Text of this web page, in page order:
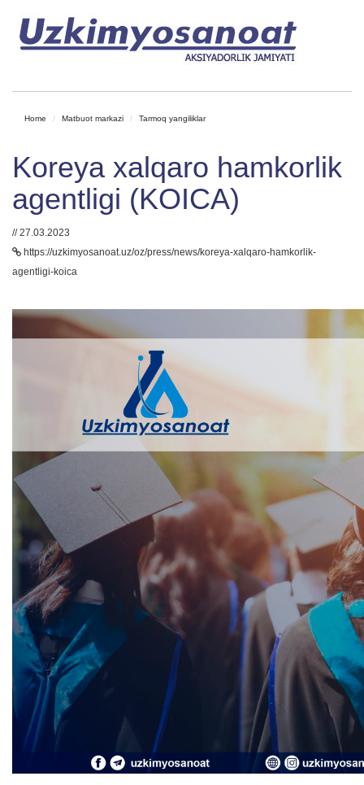
Home Matbuot markazi Tarmoq yangiliklar
Koreya xalqaro hamkorlik
agentligi (KOICA)
// 27.03.2023
https://uzkimyosanoat.uz/oz/press/news/koreya-xalqaro-hamkorlik-
agentligi-koica